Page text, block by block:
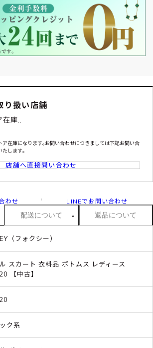
り扱い店舗
庫..
在庫になります｡お問い合わせにつきましては下記お問い合
たします｡
店舗へ直接問い合わせ
わせ LINEでお問い合わせ
配送について 返品について
（フォクシー）
スカート 衣料品 ボトムス レディース
【中古】
ク系